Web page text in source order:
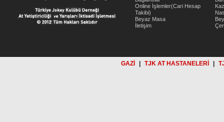
Online İşlemler(Cari Hesap
Takibi)
Beyaz Masa
İletişim
GAZİ TJK AT HASTANELERİ